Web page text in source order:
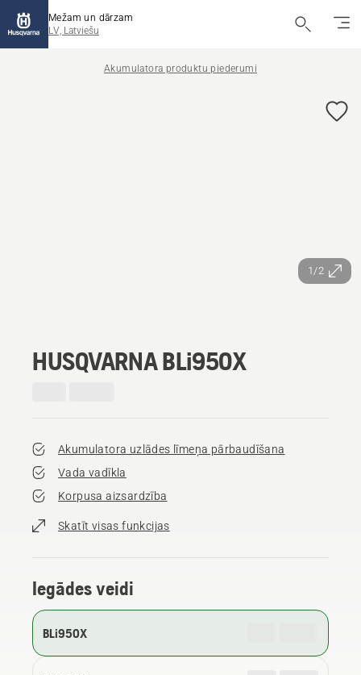
Mežam un dārzam
LV, Latviešu
Akumulatora produktu piederumi
1/2
HUSQVARNA BLi950X
Akumulatora uzlādes līmeņa pārbaudīšana
Vada vadīkla
Korpusa aizsardzība
Skatīt visas funkcijas
Iegādes veidi
BLi950X